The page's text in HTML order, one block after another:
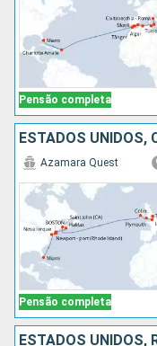
Pensão completa
Pensão completa
Azamara Quest